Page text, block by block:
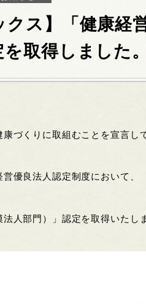
クス】「健康経
取得しました。
づくりに取組むことを宣言し
優良法人認定制度において、
人部門）」認定を取得いたし